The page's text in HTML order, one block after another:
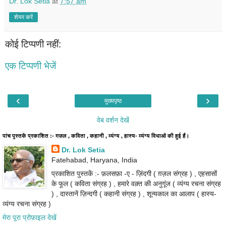
शेयर करें
कोई टिप्पणी नहीं:
एक टिप्पणी भेजें
‹ ›
मुख्यपृष्ठ
वेब वर्शन देखें
पांच पुस्तकें प्रकाशित :- ग़ज़ल , कविता , कहानी , व्यंग्य , हास्य- व्यंग्य विधाओं की हुई हैं।
Dr. Lok Setia
Fatehabad, Haryana, India
प्रकाशित पुस्तकें :- फ़लसफ़ा -ए - ज़िंदगी ( ग़ज़ल संग्रह ) , एहसासों
के फूल ( कविता संग्रह ) , हमारे वक़्त की अनुगूंज ( व्यंग्य रचना संग्रह
) , दास्तानें ज़िन्दगी ( कहानी संग्रह ) , शून्यकाल का आलाप ( हास्य-
व्यंग्य रचना संग्रह )
मेरा पूरा प्रोफ़ाइल देखें